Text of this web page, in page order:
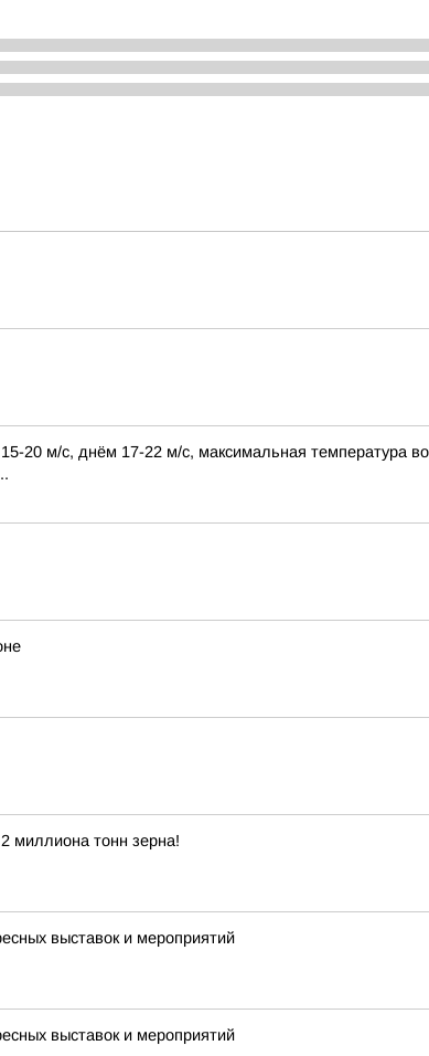
20 м/с, днём 17-22 м/с, максимальная температура
миллиона тонн зерна!
выставок и мероприятий
выставок и мероприятий